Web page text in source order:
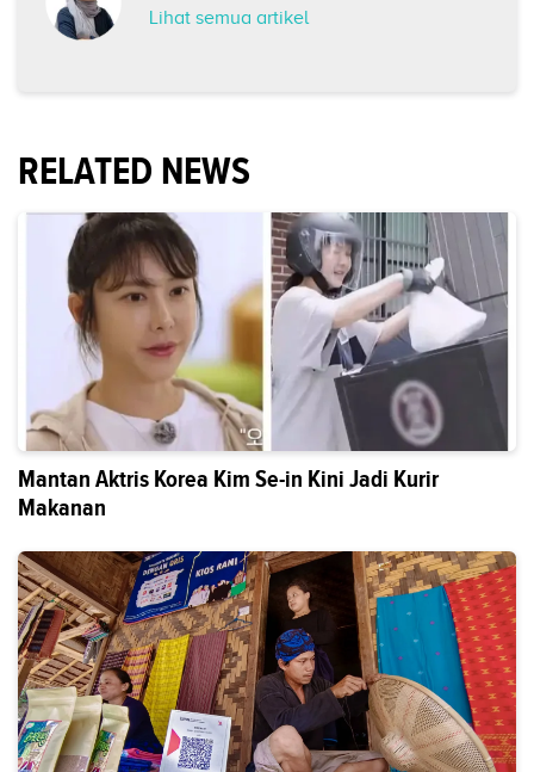
Lihat semua artikel
RELATED NEWS
Mantan Aktris Korea Kim Se-in Kini Jadi Kurir
Makanan